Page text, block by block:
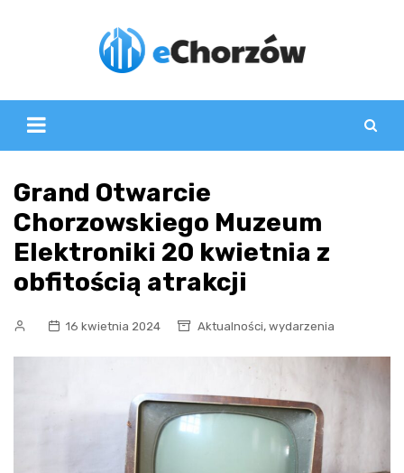
Grand Otwarcie
Chorzowskiego Muzeum
Elektroniki 20 kwietnia z
obfitością atrakcji
16 kwietnia 2024 Aktualności, wydarzenia